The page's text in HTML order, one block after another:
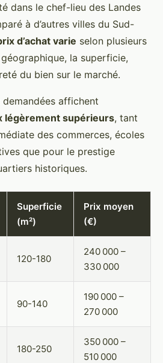
dans le chef-lieu des Landes
à d’autres villes du Sud-
d’achat varie selon plusieurs
la superficie,
du bien sur le marché.
affichent
légèrement supérieurs, tant
des commerces, écoles
que pour le prestige
historiques.
Superficie
(m²)
Prix moyen
(€)
120-180
240 000 –
330 000
90-140
190 000 –
270 000
180-250
350 000 –
510 000